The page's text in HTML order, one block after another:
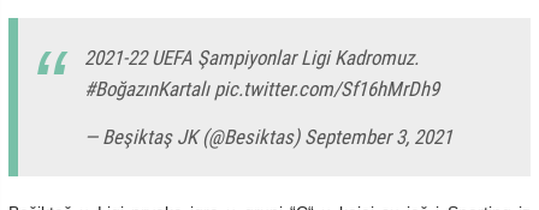
2021-22 UEFA Şampiyonlar Ligi Kadromuz.
#BoğazınKartalı pic.twitter.com/Sf16hMrDh9
— Beşiktaş JK (@Besiktas) September 3, 2021